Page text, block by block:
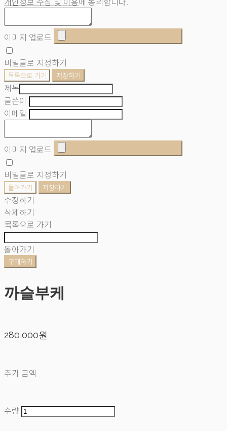
이미지 업로드
비밀글로 지정하기
목록으로 가기 저장하기
제목
글쓴이
이메일
이미지 업로드
비밀글로 지정하기
돌아가기 저장하기
수정하기
삭제하기
목록으로 가기
돌아가기
구매하기
까슬부케
280,000원
추가 금액
수량